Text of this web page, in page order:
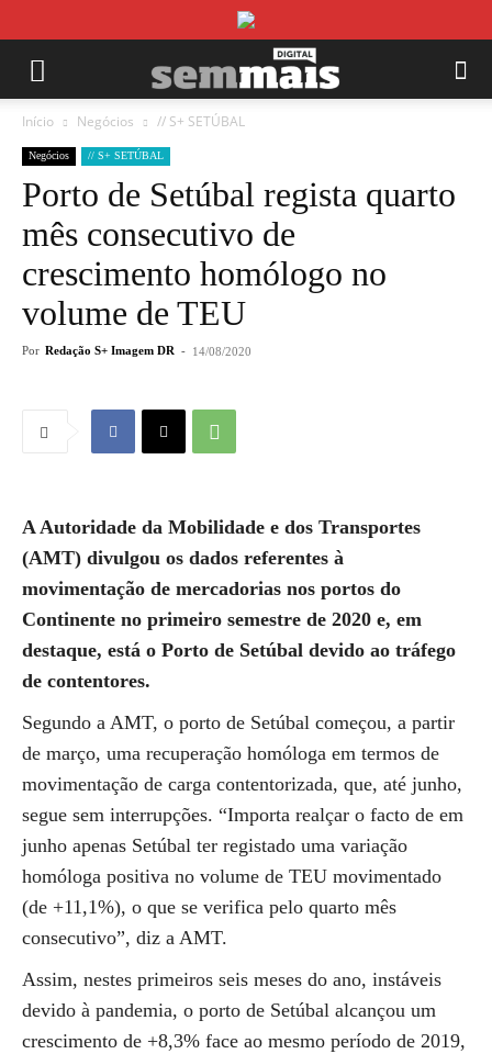
Início Negócios // S+ SETÚBAL
Negócios // S+ SETÚBAL
Porto de Setúbal regista quarto
mês consecutivo de
crescimento homólogo no
volume de TEU
Por Redação S+ Imagem DR - 14/08/2020
A Autoridade da Mobilidade e dos Transportes
(AMT) divulgou os dados referentes à
movimentação de mercadorias nos portos do
Continente no primeiro semestre de 2020 e, em
destaque, está o Porto de Setúbal devido ao tráfego
de contentores.
Segundo a AMT, o porto de Setúbal começou, a partir
de março, uma recuperação homóloga em termos de
movimentação de carga contentorizada, que, até junho,
segue sem interrupções. “Importa realçar o facto de em
junho apenas Setúbal ter registado uma variação
homóloga positiva no volume de TEU movimentado
(de +11,1%), o que se verifica pelo quarto mês
consecutivo”, diz a AMT.
Assim, nestes primeiros seis meses do ano, instáveis
devido à pandemia, o porto de Setúbal alcançou um
crescimento de +8,3% face ao mesmo período de 2019,